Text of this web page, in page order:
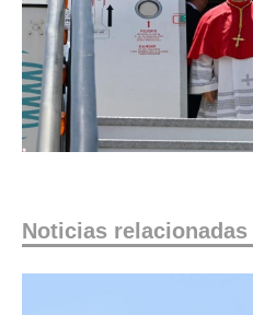
Noticias relacionadas